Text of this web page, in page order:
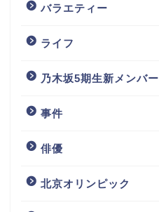
バラエティー
ライフ
乃木坂5期生新メンバー
事件
俳優
北京オリンピック